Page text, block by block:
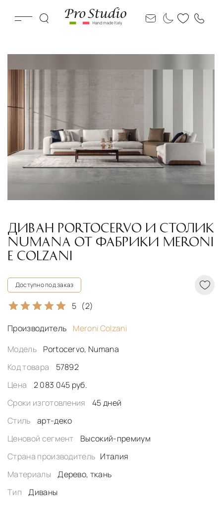
ДИВАН PORTOCERVO И СТОЛИК
NUMANA ОТ ФАБРИКИ MERONI
E COLZANI
Доступно под заказ
5 (2)
Производитель
Meroni Colzani
Модель
Portocervo, Numana
Код товара
57892
Цена
2 083 045 руб.
Сроки изготовления
45 дней
Стиль
арт-деко
Ценовой сегмент
Высокий-премиум
Страна производитель Италия
Материалы
Дерево, ткань
Тип
Диваны